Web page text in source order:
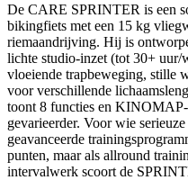
De CARE SPRINTER is een
bikingfiets met een 15 kg
riemaandrijving. Hij is
lichte studio-inzet (tot 30+ uur/
vloeiende trapbeweging, stille
voor verschillende
toont 8 functies en
gevarieerder. Voor wie
geavanceerde
punten, maar als allround
intervalwerk scoort de